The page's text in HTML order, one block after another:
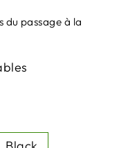
du passage à la